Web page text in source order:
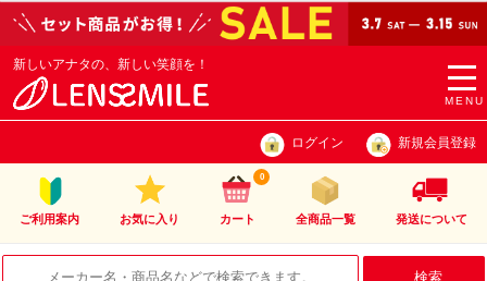
MENU
新しいアナタの、新しい笑顔を！
ログイン 新規会員登録
ご利用案内 お気に入り カート
0
全商品一覧 発送について